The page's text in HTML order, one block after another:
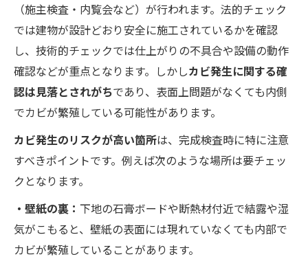
（施主検査・内覧会など）が行われます。法的チェック
では建物が設計どおり安全に施工されているかを確認
し、技術的チェックでは仕上がりの不具合や設備の動作
確認などが重点となります。しかしカビ発生に関する確
認は見落とされがちであり、表面上問題がなくても内側
でカビが繁殖している可能性があります。
カビ発生のリスクが高い箇所は、完成検査時に特に注意
すべきポイントです。例えば次のような場所は要チェッ
クとなります。
・壁紙の裏： 下地の石膏ボードや断熱材付近で結露や湿
気がこもると、壁紙の表面には現れていなくても内部で
カビが繁殖していることがあります。